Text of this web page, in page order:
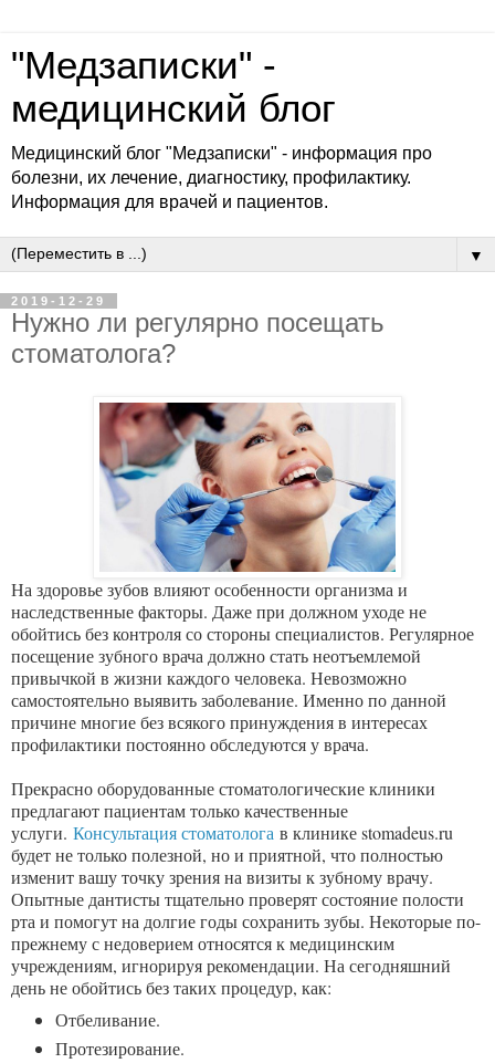
"Медзаписки" -
медицинский блог
Медицинский блог "Медзаписки" - информация про
болезни, их лечение, диагностику, профилактику.
Информация для врачей и пациентов.
▼
2019-12-29
Нужно ли регулярно посещать
стоматолога?
На здоровье зубов влияют особенности организма и
наследственные факторы. Даже при должном уходе не
обойтись без контроля со стороны специалистов. Регулярное
посещение зубного врача должно стать неотъемлемой
привычкой в жизни каждого человека. Невозможно
самостоятельно выявить заболевание. Именно по данной
причине многие без всякого принуждения в интересах
профилактики постоянно обследуются у врача.
Прекрасно оборудованные стоматологические клиники
предлагают пациентам только качественные
услуги. Консультация стоматолога в клинике stomadeus.ru
будет не только полезной, но и приятной, что полностью
изменит вашу точку зрения на визиты к зубному врачу.
Опытные дантисты тщательно проверят состояние полости
рта и помогут на долгие годы сохранить зубы. Некоторые по-
прежнему с недоверием относятся к медицинским
учреждениям, игнорируя рекомендации. На сегодняшний
день не обойтись без таких процедур, как:
Отбеливание.
Протезирование.